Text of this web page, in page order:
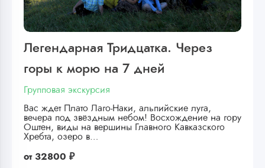
Легендарная Тридцатка. Через
горы к морю на 7 дней
Групповая экскурсия
Вас ждет Плато Лаго-Наки, альпийские луга,
вечера под звёздным небом! Восхождение на гору
Оштен, виды на вершины Главного Кавказского
Хребта, озеро в…
от 32800 ₽